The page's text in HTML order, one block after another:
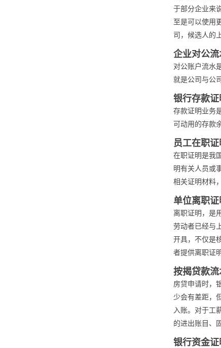
于部分企业来
至是可以使用
司，候选人的
企业对公流
对公账户流水
就是公司与公
银行存款证
存款证明业务
可动用的存款
员工在职证
在职证明是我
明有关人员或
相关证明材料
单位离职证
离职证明，是
劳动者已经与
开具，不仅是
者提供离职证
按揭贷款流
房贷申请时，
少会有差距，
入账。对于工
的进出账目、
银行资金证